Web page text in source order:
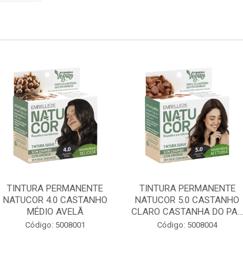
TINTURA PERMANENTE
NATUCOR 4.0 CASTANHO
MÉDIO AVELÃ
Código: 5008001
TINTURA PERMANENTE
NATUCOR 5.0 CASTANHO
CLARO CASTANHA DO PA...
Código: 5008004